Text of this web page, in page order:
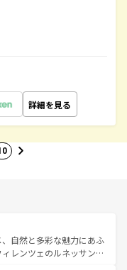
詳細を見る
自然と多彩な魅力にあふ
レンツェのルネッサンス